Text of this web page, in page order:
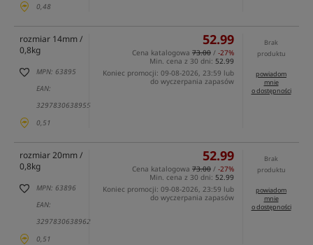
0,48
rozmiar 14mm /
0,8kg
MPN: 63895
EAN:
3297830638955
0,51
52.99
Cena katalogowa 73.00 / -27%
Min. cena z 30 dni: 52.99
Koniec promocji: 09-08-2026, 23:59 lub
do wyczerpania zapasów
Brak
produktu
powiadom
mnie
o dostępności
rozmiar 20mm /
0,8kg
MPN: 63896
EAN:
3297830638962
0,51
52.99
Cena katalogowa 73.00 / -27%
Min. cena z 30 dni: 52.99
Koniec promocji: 09-08-2026, 23:59 lub
do wyczerpania zapasów
Brak
produktu
powiadom
mnie
o dostępności